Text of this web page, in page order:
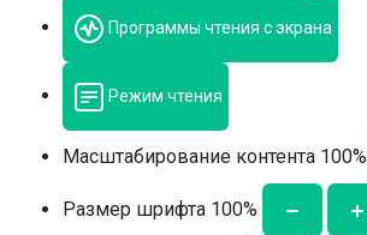
Программы чтения с экрана
Режим чтения
Масштабирование контента 100%
Размер шрифта 100%